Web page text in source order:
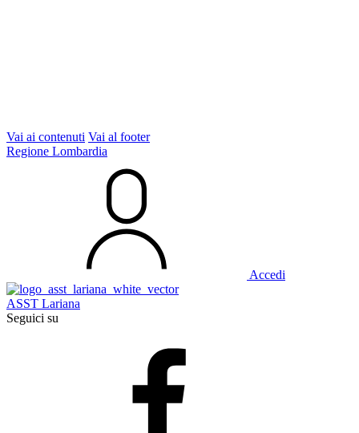
Vai ai contenuti Vai al footer
Regione Lombardia
Accedi
ASST Lariana
Seguici su